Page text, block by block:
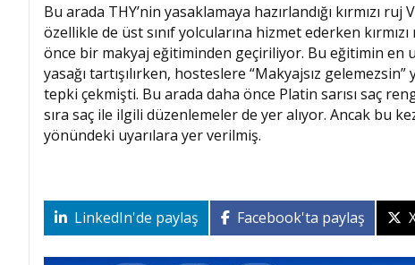
Bu arada THY’nin yasaklamaya hazırlandığı kırmızı
özellikle de üst sınıf yolcularına hizmet ederken
önce bir makyaj eğitiminden geçiriliyor. Bu eğitimin en
yasağı tartışılırken, hosteslere “Makyajsız
tepki çekmişti. Bu arada daha önce Platin sarısı saç
sıra saç ile ilgili düzenlemeler de yer alıyor. Ancak bu
yönündeki uyarılara yer verilmiş.
LinkedIn'de paylaş Facebook'ta paylaş